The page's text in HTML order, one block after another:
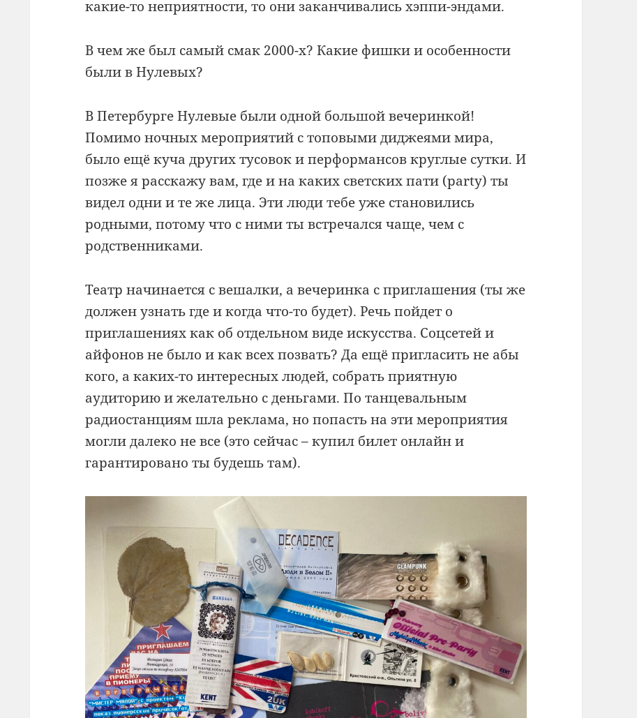
какие-то неприятности, то они заканчивались хэппи-эндами.
В чем же был самый смак 2000-х? Какие фишки и особенности
были в Нулевых?
В Петербурге Нулевые были одной большой вечеринкой!
Помимо ночных мероприятий с топовыми диджеями мира,
было ещё куча других тусовок и перформансов круглые сутки. И
позже я расскажу вам, где и на каких светских пати (party) ты
видел одни и те же лица. Эти люди тебе уже становились
родными, потому что с ними ты встречался чаще, чем с
родственниками.
Театр начинается с вешалки, а вечеринка с приглашения (ты же
должен узнать где и когда что-то будет). Речь пойдет о
приглашениях как об отдельном виде искусства. Соцсетей и
айфонов не было и как всех позвать? Да ещё пригласить не абы
кого, а каких-то интересных людей, собрать приятную
аудиторию и желательно с деньгами. По танцевальным
радиостанциям шла реклама, но попасть на эти мероприятия
могли далеко не все (это сейчас – купил билет онлайн и
гарантировано ты будешь там).